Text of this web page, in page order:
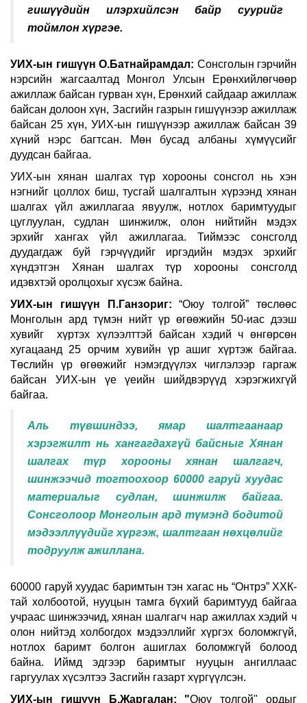
гишүүдийн илэрхийлсэн байр суурийг
тоймлон хүргэе.
УИХ-ын гишүүн О.Батнайрамдал: Сонсголын гэрчийн
нэрсийн жагсаалтад Монгол Улсын Ерөнхийлөгчөөр
ажиллаж байсан гурван хүн, Ерөнхий сайдаар ажиллаж
байсан долоон хүн, Засгийн газрын гишүүнээр ажиллаж
байсан 25 хүн, УИХ-ын гишүүнээр ажиллаж байсан 39
хүний нэрс багтсан. Мөн бусад албаны хүмүүсийг
дуудсан байгаа.
УИХ-ын хянан шалгах түр хорооны сонсгол нь хэн
нэгнийг цоллох биш, тусгай шалгалтын хүрээнд хянан
шалгах үйл ажиллагаа явуулж, нотлох баримтуудыг
цуглуулан, судлан шинжилж, олон нийтийн мэдэх
эрхийг хангах үйл ажиллагаа. Тиймээс сонсголд
дуудагдаж буй гэрчүүдийг иргэдийн мэдэх эрхийг
хүндэтгэн Хянан шалгах түр хорооны сонсголд
идэвхтэй оролцохыг хүсэж байна.
УИХ-ын гишүүн П.Ганзориг:“Оюу толгой” төслөөс
Монголын ард түмэн нийт үр өгөөжийн 50-иас дээш
хувийг хүртэх хүлээлттэй байсан хэдий ч өнгөрсөн
хугацаанд 25 орчим хувийн үр ашиг хүртэж байгаа.
Төслийн үр өгөөжийг нэмэгдүүлэх чиглэлээр гаргаж
байсан УИХ-ын үе үеийн шийдвэрүүд хэрэгжихгүй
байгаа.
Аль түвшиндээ, ямар шалтгаанаар
хэрэгжилт нь хангагдахгүй байсныг Хянан
шалгах түр хорооны хянан шалгагч,
шинжээчид тогтоохоор 60000 гаруй хуудас
материалыг судлан, шинжилж байгаа.
Сонсголоор Монголын ард түмэнд бодитой
мэдээллүүдийг хүргэж, шалтгаан нөхцөлийг
тодруулж ажиллана.
60000 гаруй хуудас баримтын тэн хагас нь “Онтрэ” ХХК-
тай холбоотой, нууцын тамга бүхий баримтууд байгаа
учраас шинжээчид, хянан шалгагч нар ажиллах хэдий ч
олон нийтэд холбогдох мэдээллийг хүргэх боломжгүй,
нотлох баримт болгон ашиглах боломжгүй болоод
байна. Иймд эдгээр баримтыг нууцын ангиллаас
гаргуулах хүсэлтээ Засгийн газарт хүргүүлсэн.
УИХ-ын гишүүн Б.Жаргалан: "Оюу толгой" ордыг